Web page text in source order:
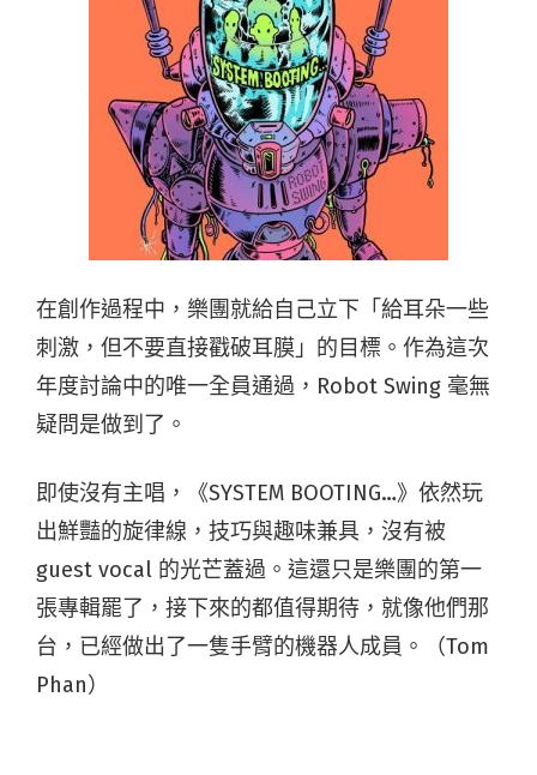
在創作過程中，樂團就給自己立下「給耳朵一些
刺激，但不要直接戳破耳膜」的目標。作為這次
年度討論中的唯一全員通過，Robot Swing 毫無
疑問是做到了。
即使沒有主唱，《SYSTEM BOOTING…》依然玩
出鮮豔的旋律線，技巧與趣味兼具，沒有被
guest vocal 的光芒蓋過。這還只是樂團的第一
張專輯罷了，接下來的都值得期待，就像他們那
台，已經做出了一隻手臂的機器人成員。（Tom
Phan）